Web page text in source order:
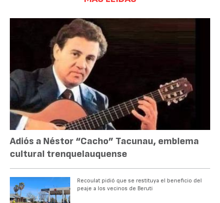
Adiós a Néstor “Cacho” Tacunau, emblema
cultural trenquelauquense
Recoulat pidió que se restituya el beneficio del
peaje a los vecinos de Beruti